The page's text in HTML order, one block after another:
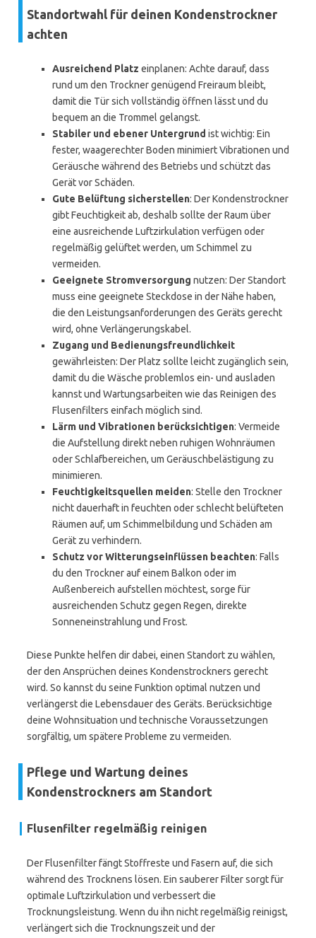
Standortwahl für deinen Kondenstrockner
achten
Ausreichend Platz einplanen: Achte darauf, dass
rund um den Trockner genügend Freiraum bleibt,
damit die Tür sich vollständig öffnen lässt und du
bequem an die Trommel gelangst.
Stabiler und ebener Untergrund ist wichtig: Ein
fester, waagerechter Boden minimiert Vibrationen und
Geräusche während des Betriebs und schützt das
Gerät vor Schäden.
Gute Belüftung sicherstellen: Der Kondenstrockner
gibt Feuchtigkeit ab, deshalb sollte der Raum über
eine ausreichende Luftzirkulation verfügen oder
regelmäßig gelüftet werden, um Schimmel zu
vermeiden.
Geeignete Stromversorgung nutzen: Der Standort
muss eine geeignete Steckdose in der Nähe haben,
die den Leistungsanforderungen des Geräts gerecht
wird, ohne Verlängerungskabel.
Zugang und Bedienungsfreundlichkeit
gewährleisten: Der Platz sollte leicht zugänglich sein,
damit du die Wäsche problemlos ein- und ausladen
kannst und Wartungsarbeiten wie das Reinigen des
Flusenfilters einfach möglich sind.
Lärm und Vibrationen berücksichtigen: Vermeide
die Aufstellung direkt neben ruhigen Wohnräumen
oder Schlafbereichen, um Geräuschbelästigung zu
minimieren.
Feuchtigkeitsquellen meiden: Stelle den Trockner
nicht dauerhaft in feuchten oder schlecht belüfteten
Räumen auf, um Schimmelbildung und Schäden am
Gerät zu verhindern.
Schutz vor Witterungseinflüssen beachten: Falls
du den Trockner auf einem Balkon oder im
Außenbereich aufstellen möchtest, sorge für
ausreichenden Schutz gegen Regen, direkte
Sonneneinstrahlung und Frost.
Diese Punkte helfen dir dabei, einen Standort zu wählen,
der den Ansprüchen deines Kondenstrockners gerecht
wird. So kannst du seine Funktion optimal nutzen und
verlängerst die Lebensdauer des Geräts. Berücksichtige
deine Wohnsituation und technische Voraussetzungen
sorgfältig, um spätere Probleme zu vermeiden.
Pflege und Wartung deines
Kondenstrockners am Standort
Flusenfilter regelmäßig reinigen
Der Flusenfilter fängt Stoffreste und Fasern auf, die sich
während des Trocknens lösen. Ein sauberer Filter sorgt für
optimale Luftzirkulation und verbessert die
Trocknungsleistung. Wenn du ihn nicht regelmäßig reinigst,
verlängert sich die Trocknungszeit und der